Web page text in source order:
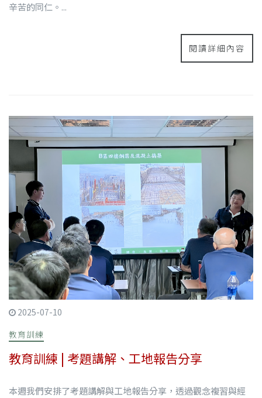
辛苦的同仁。...
閱讀詳細內容
2025-07-10
教育訓練
教育訓練 | 考題講解、工地報告分享
本週我們安排了考題講解與工地報告分享，透過觀念複習與經